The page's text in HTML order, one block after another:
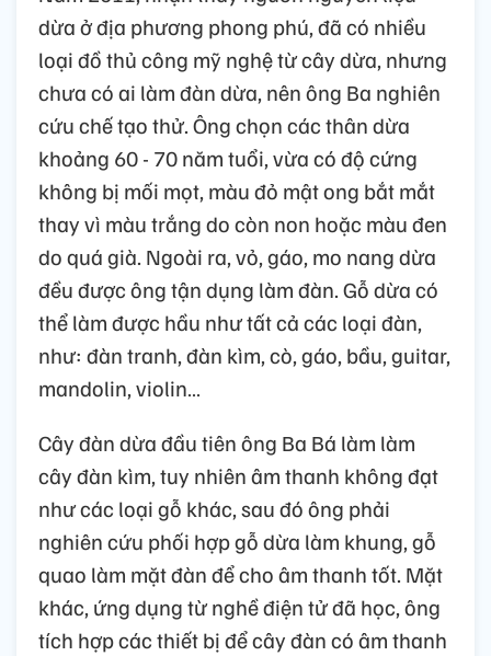
dừa ở địa phương phong phú, đã có nhiều
loại đồ thủ công mỹ nghệ từ cây dừa, nhưng
chưa có ai làm đàn dừa, nên ông Ba nghiên
cứu chế tạo thử. Ông chọn các thân dừa
khoảng 60 - 70 năm tuổi, vừa có độ cứng
không bị mối mọt, màu đỏ mật ong bắt mắt
thay vì màu trắng do còn non hoặc màu đen
do quá già. Ngoài ra, vỏ, gáo, mo nang dừa
đều được ông tận dụng làm đàn. Gỗ dừa có
thể làm được hầu như tất cả các loại đàn,
như: đàn tranh, đàn kìm, cò, gáo, bầu, guitar,
mandolin, violin…
Cây đàn dừa đầu tiên ông Ba Bá làm làm
cây đàn kìm, tuy nhiên âm thanh không đạt
như các loại gỗ khác, sau đó ông phải
nghiên cứu phối hợp gỗ dừa làm khung, gỗ
quao làm mặt đàn để cho âm thanh tốt. Mặt
khác, ứng dụng từ nghề điện tử đã học, ông
tích hợp các thiết bị để cây đàn có âm thanh